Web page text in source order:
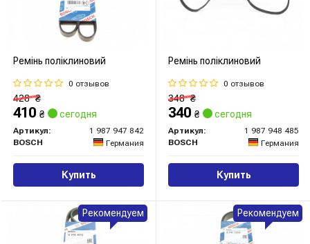
Ремінь поліклиновий
0 отзывов
428₴
410 ₴ сегодня
Артикул:
1 987 947 842
BOSCH
Германия
Купить
Ремінь поліклиновий
0 отзывов
348₴
340 ₴ сегодня
Артикул:
1 987 948 485
BOSCH
Германия
Купить
Рекомендуем Рекомендуем